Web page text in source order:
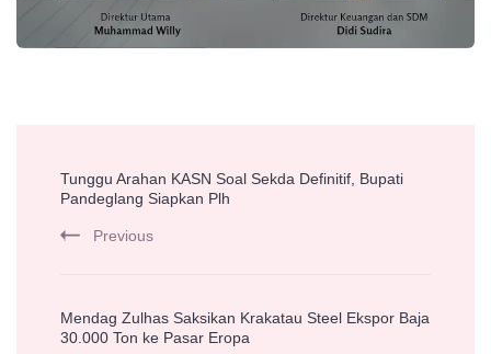
Navigation
Tunggu Arahan KASN Soal Sekda Definitif, Bupati
Pandeglang Siapkan Plh
Previous
Mendag Zulhas Saksikan Krakatau Steel Ekspor Baja
30.000 Ton ke Pasar Eropa